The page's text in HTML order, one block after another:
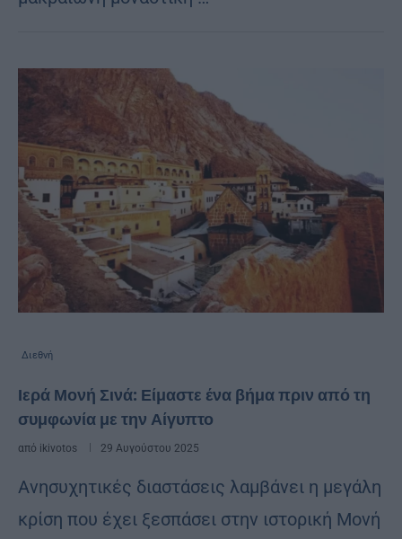
Διεθνή
Ιερά Μονή Σινά: Είμαστε ένα βήμα πριν από τη
συμφωνία με την Αίγυπτο
από ikivotos 29 Αυγούστου 2025
Ανησυχητικές διαστάσεις λαμβάνει η μεγάλη
κρίση που έχει ξεσπάσει στην ιστορική Μονή